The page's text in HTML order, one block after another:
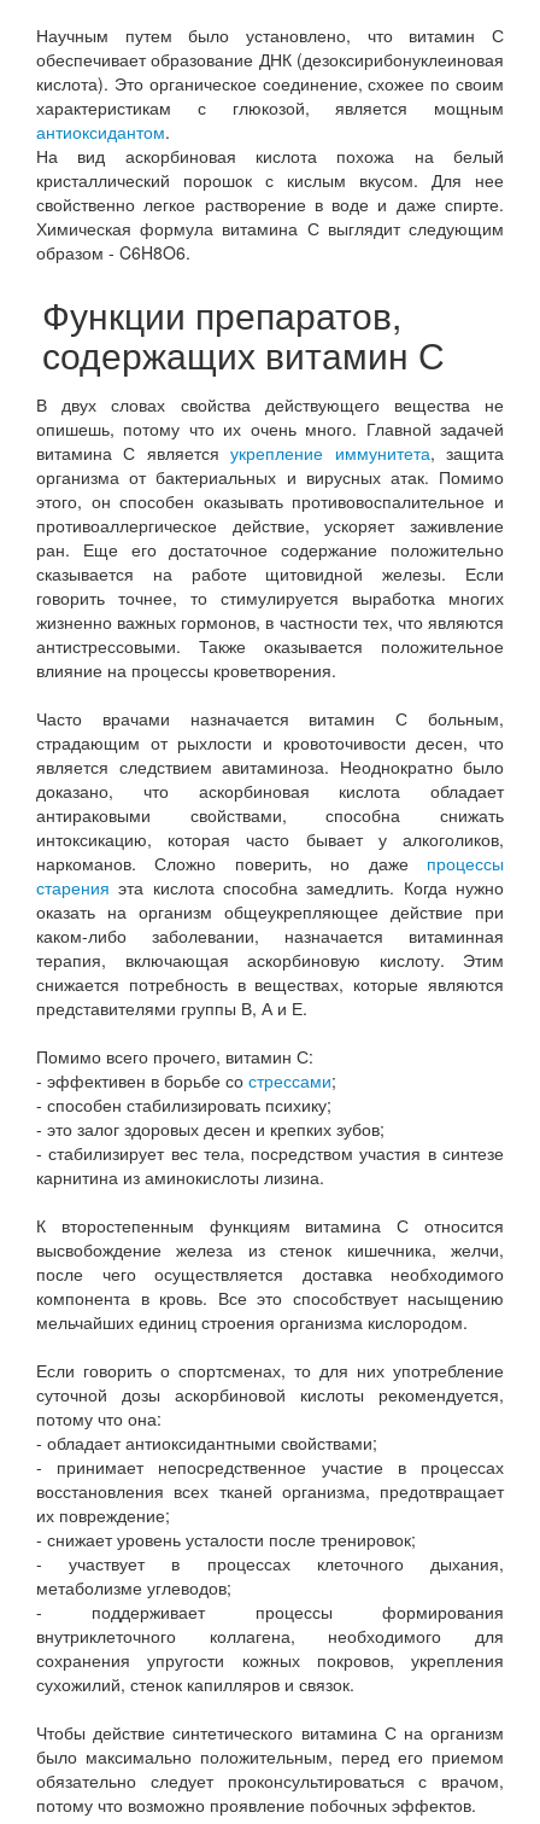
Научным путем было установлено, что витамин С
обеспечивает образование ДНК (дезоксирибонуклеиновая
кислота). Это органическое соединение, схожее по своим
характеристикам с глюкозой, является мощным
антиоксидантом.
На вид аскорбиновая кислота похожа на белый
кристаллический порошок с кислым вкусом. Для нее
свойственно легкое растворение в воде и даже спирте.
Химическая формула витамина С выглядит следующим
образом - C6H8O6.
Функции препаратов,
содержащих витамин С
В двух словах свойства действующего вещества не
опишешь, потому что их очень много. Главной задачей
витамина С являетсяукрепление иммунитета, защита
организма от бактериальных и вирусных атак. Помимо
этого, он способен оказывать противовоспалительное и
противоаллергическое действие, ускоряет заживление
ран. Еще его достаточное содержание положительно
сказывается на работе щитовидной железы. Если
говорить точнее, то стимулируется выработка многих
жизненно важных гормонов, в частности тех, что являются
антистрессовыми. Также оказывается положительное
влияние на процессы кроветворения.
Часто врачами назначается витамин С больным,
страдающим от рыхлости и кровоточивости десен, что
является следствием авитаминоза. Неоднократно было
доказано, что аскорбиновая кислота обладает
антираковыми свойствами, способна снижать
интоксикацию, которая часто бывает у алкоголиков,
наркоманов. Сложно поверить, но даже процессы
старения эта кислота способна замедлить. Когда нужно
оказать на организм общеукрепляющее действие при
каком-либо заболевании, назначается витаминная
терапия, включающая аскорбиновую кислоту. Этим
снижается потребность в веществах, которые являются
представителями группы В, А и Е.
Помимо всего прочего, витамин С:
- эффективен в борьбе со стрессами;
- способен стабилизировать психику;
- это залог здоровых десен и крепких зубов;
- стабилизирует вес тела, посредством участия в синтезе
карнитина из аминокислоты лизина.
К второстепенным функциям витамина С относится
высвобождение железа из стенок кишечника, желчи,
после чего осуществляется доставка необходимого
компонента в кровь. Все это способствует насыщению
мельчайших единиц строения организма кислородом.
Если говорить о спортсменах, то для них употребление
суточной дозы аскорбиновой кислоты рекомендуется,
потому что она:
- обладает антиоксидантными свойствами;
- принимает непосредственное участие в процессах
восстановления всех тканей организма, предотвращает
их повреждение;
- снижает уровень усталости после тренировок;
- участвует в процессах клеточного дыхания,
метаболизме углеводов;
- поддерживает процессы формирования
внутриклеточного коллагена, необходимого для
сохранения упругости кожных покровов, укрепления
сухожилий, стенок капилляров и связок.
Чтобы действие синтетического витамина С на организм
было максимально положительным, перед его приемом
обязательно следует проконсультироваться с врачом,
потому что возможно проявление побочных эффектов.